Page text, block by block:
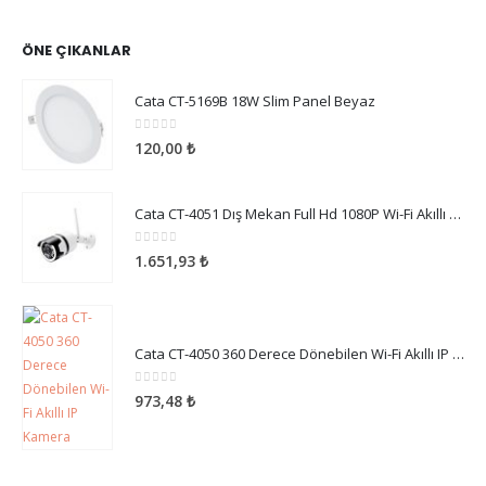
ÖNE ÇIKANLAR
Cata CT-5169B 18W Slim Panel Beyaz
0 5 üzerinden
120,00 ₺
Cata CT-4051 Dış Mekan Full Hd 1080P Wi-Fi Akıllı Kamera
0 5 üzerinden
1.651,93 ₺
Cata CT-4050 360 Derece Dönebilen Wi-Fi Akıllı IP Kamera
05 üzerinden
973,48 ₺